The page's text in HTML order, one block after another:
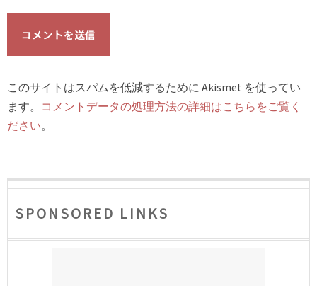
このサイトはスパムを低減するために Akismet を使ってい
ます。 コメントデータの処理方法の詳細はこちらをご覧く
ださい。
SPONSORED LINKS